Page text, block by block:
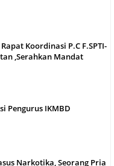
Koordinasi P.C F.SPTI-
,Serahkan Mandat
Pengurus IKMBD
Narkotika, Seorang Pria